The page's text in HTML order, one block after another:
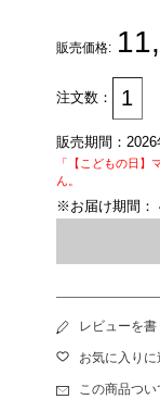
販売価格:
注文数：
販売期間：
「【こどもの日】
ん。
※お届け期間：
レビューを書
お気に入りに
この商品つ